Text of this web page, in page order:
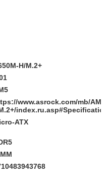
H/M.2+
www.asrock.com/mb/AMD/
index.ru.asp#Specification
ATX